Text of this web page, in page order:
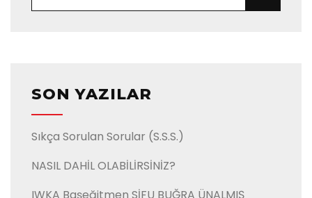
SON YAZILAR
Sıkça Sorulan Sorular (S.S.S.)
NASIL DAHİL OLABİLİRSİNİZ?